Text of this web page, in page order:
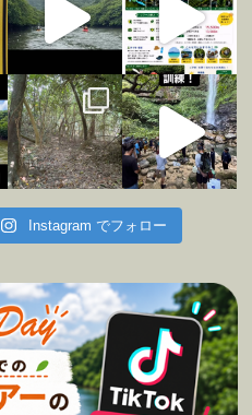
Instagram でフォロー